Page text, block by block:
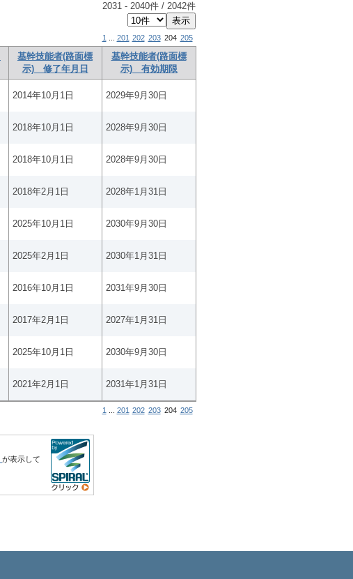
2031- 2040件 / 2042件
1 201 202 203 204 205
基幹技能者(路面標
示) 修了年月日
基幹技能者(路面標
示) 有効期限
2014年10月1日 2029年9月30日
2018年10月1日 2028年9月30日
2018年10月1日 2028年9月30日
2018年2月1日 2028年1月31日
2025年10月1日 2030年9月30日
2025年2月1日 2030年1月31日
2016年10月1日 2031年9月30日
2017年2月1日 2027年1月31日
2025年10月1日 2030年9月30日
2021年2月1日 2031年1月31日
1 201 202 203 204 205
が表示して